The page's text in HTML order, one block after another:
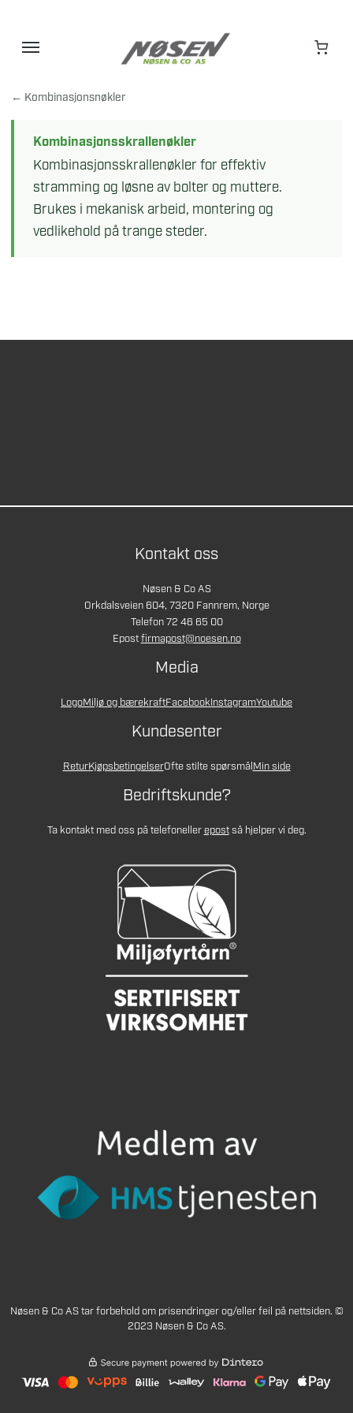
← Kombinasjonsnøkler
Kombinasjonsskrallenøkler
Kombinasjonsskrallenøkler for effektiv
stramming og løsne av bolter og muttere.
Brukes i mekanisk arbeid, montering og
vedlikehold på trange steder.
Kontakt oss
Nøsen & Co AS
Orkdalsveien 604, 7320 Fannrem, Norge
Telefon 72 46 65 00
Epostfirmapost@noesen.no
Media
LogoMiljø og bærekraftFacebookInstagramYoutube
Kundesenter
ReturKjøpsbetingelserOfte stilte spørsmålMin side
Bedriftskunde?
Ta kontakt med oss på telefonellerepostså hjelper vi deg.
Nøsen & Co AS tar forbehold om prisendringer og/eller feil på nettsiden. ©
2023 Nøsen & Co AS.